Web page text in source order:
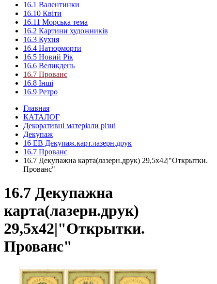
16.1 Валентинки
16.10 Квіти
16.11 Морська тема
16.2 Картини художників
16.3 Кухня
16.4 Натюрморти
16.5 Новий Рік
16.6 Великдень
16.7 Прованс
16.8 Інші
16.9 Ретро
Главная
КАТАЛОГ
Декоративні матеріали різні
Декупаж
16 ЕВ Декупаж.карт.лазерн.друк
16.7 Прованс
16.7 Декупажна карта(лазерн.друк) 29,5х42|"Открытки.
Прованс"
16.7 Декупажна
карта(лазерн.друк)
29,5х42|"Открытки.
Прованс"